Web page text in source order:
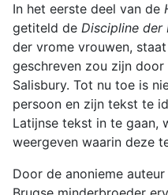
In het eerste deel van de
getiteld de Discipline der
der vrome vrouwen,
geschreven zou zijn
Salisbury. Tot nu toe is
persoon en zijn tekst te
Latijnse tekst in te gaan,
weergeven waarin deze
Door de anonieme